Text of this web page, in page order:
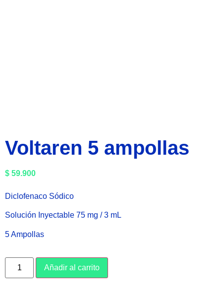
Voltaren 5 ampollas
$ 59.900
Diclofenaco Sódico
Solución Inyectable 75 mg / 3 mL
5 Ampollas
Añadir al carrito